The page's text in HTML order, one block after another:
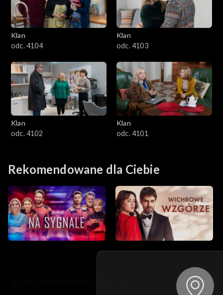
Klan
odc. 4104
Klan
odc. 4103
Klan
odc. 4102
Klan
odc. 4101
Rekomendowane dla Ciebie